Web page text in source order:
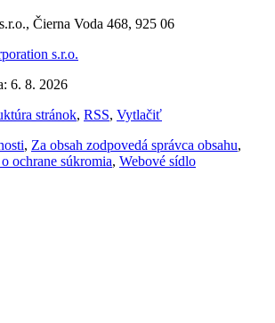
Čierna Voda 468, 925 06
s.r.o.
6. 8. 2026
stránok, RSS, Vytlačiť
, Za obsah zodpovedá správca obsahu,
ochrane súkromia, Webové sídlo